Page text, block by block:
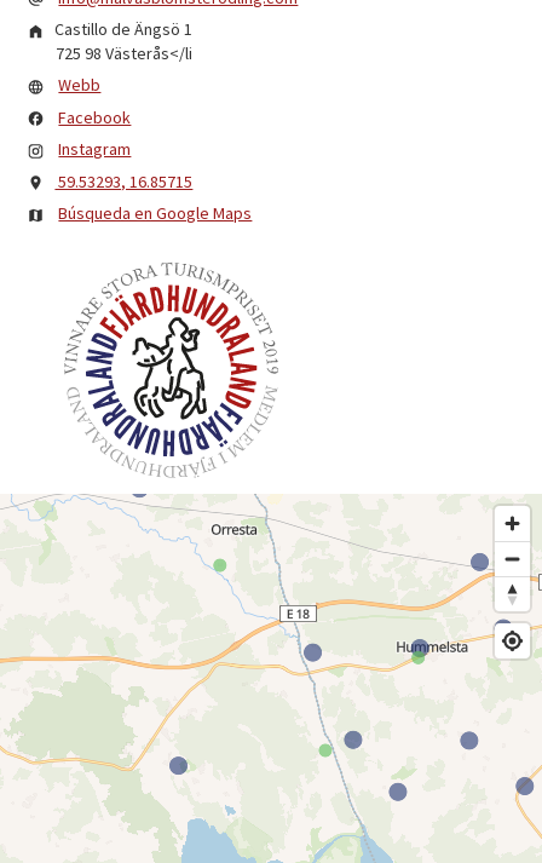
Castillo de Ängsö 1
725 98 Västerås</li
Webb
Facebook
Instagram
59.53293, 16.85715
Búsqueda en Google Maps